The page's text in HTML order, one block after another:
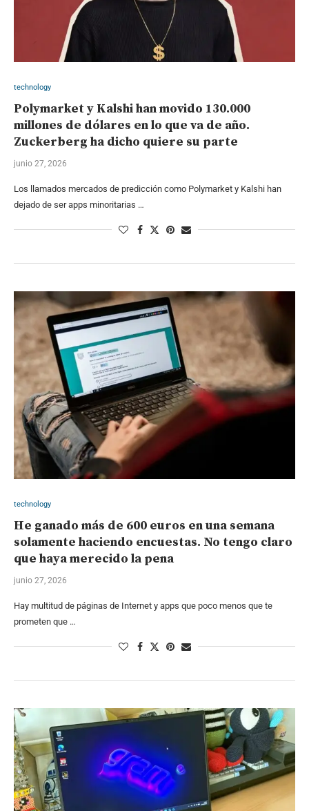
technology
Polymarket y Kalshi han movido 130.000
millones de dólares en lo que va de año.
Zuckerberg ha dicho quiere su parte
junio 27, 2026
Los llamados mercados de predicción como Polymarket y Kalshi han
dejado de ser apps minoritarias …
technology
He ganado más de 600 euros en una semana
solamente haciendo encuestas. No tengo claro
que haya merecido la pena
junio 27, 2026
Hay multitud de páginas de Internet y apps que poco menos que te
prometen que …